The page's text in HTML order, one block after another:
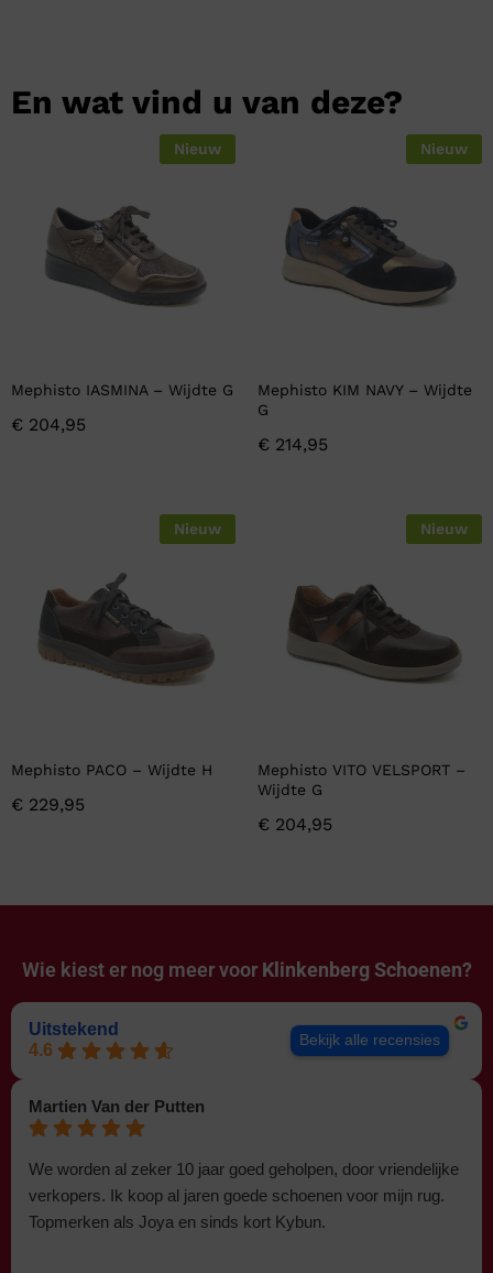
En wat vind u van deze?
Nieuw
Mephisto IASMINA – Wijdte G
€ 204,95
Nieuw
Mephisto KIM NAVY – Wijdte
G
€ 214,95
Nieuw
Mephisto PACO – Wijdte H
€ 229,95
Nieuw
Mephisto VITO VELSPORT –
Wijdte G
€ 204,95
Wie kiest er nog meer voor Klinkenberg Schoenen?
Uitstekend
4.6
Bekijk alle recensies
Martien Van der Putten
We worden al zeker 10 jaar goed geholpen, door vriendelijke
verkopers. Ik koop al jaren goede schoenen voor mijn rug.
Topmerken als Joya en sinds kort Kybun.